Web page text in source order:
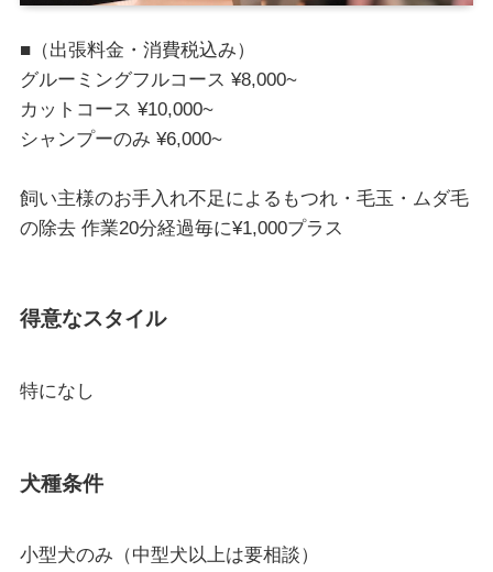
■（出張料金・消費税込み）
グルーミングフルコース ¥8,000~
カットコース ¥10,000~
シャンプーのみ ¥6,000~
飼い主様のお手入れ不足によるもつれ・毛玉・ムダ毛
の除去 作業20分経過毎に¥1,000プラス
得意なスタイル
特になし
犬種条件
小型犬のみ（中型犬以上は要相談）